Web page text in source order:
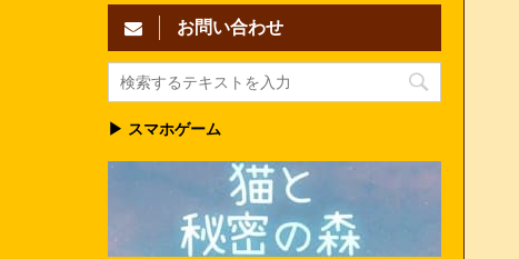
お問い合わせ
▶ スマホゲーム